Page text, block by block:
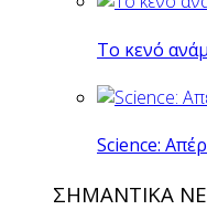
Το κενό
Science:
ΣΗΜΑΝΤΙΚΑ